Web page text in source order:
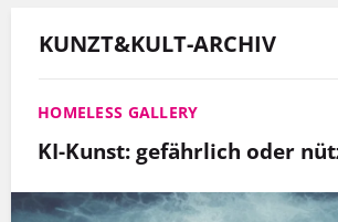
KUNZT&KULT-ARCHIV
HOMELESS GALLERY
KI-Kunst: gefährlich oder